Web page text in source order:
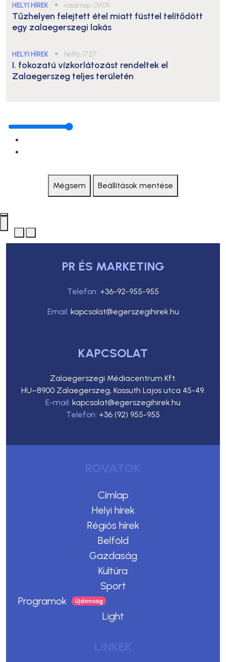
HELYI HÍREK ● vasárnap, 09:09
Tűzhelyen felejtett étel miatt füsttel telítődött
egy zalaegerszegi lakás
HELYI HÍREK ● hétfő, 17:27
I. fokozatú vízkorlátozást rendeltek el
Zalaegerszeg teljes területén
Mégsem Beállítások mentése
PR ÉS MARKETING
Telefon: +36-92-955-955
Email: kapcsolat@egerszegihirek.hu
KAPCSOLAT
Zalaegerszegi Médiacentrum Kft.
HU–8900 Zalaegerszeg, Kossuth Lajos utca 45-49.
E-mail: kapcsolat@egerszegihirek.hu
Telefon: +36 (92) 955-955
ROVATOK
Címlap
Helyi hírek
Régiós hírek
Belföld
Gazdaság
Kultúra
Sport
Programok
Light
LINKEK